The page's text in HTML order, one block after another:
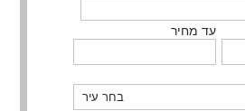
עד מחיר